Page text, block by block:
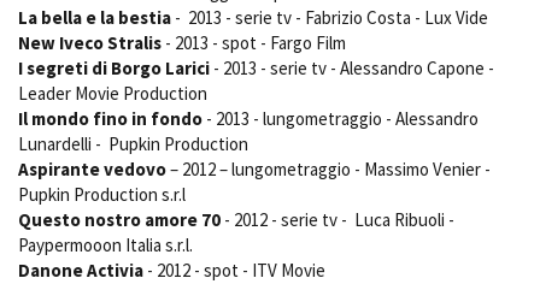
La bella e la bestia - 2013 - serie tv - Fabrizio Costa - Lux Vide
New Iveco Stralis - 2013 - spot - Fargo Film
I segreti di Borgo Larici - 2013 - serie tv - Alessandro Capone -
Leader Movie Production
Il mondo fino in fondo - 2013 - lungometraggio - Alessandro
Lunardelli - Pupkin Production
Aspirante vedovo– 2012 – lungometraggio - Massimo Venier -
Pupkin Production s.r.l
Questo nostro amore 70 - 2012 - serie tv - Luca Ribuoli -
Paypermooon Italia s.r.l.
Danone Activia - 2012 - spot - ITV Movie